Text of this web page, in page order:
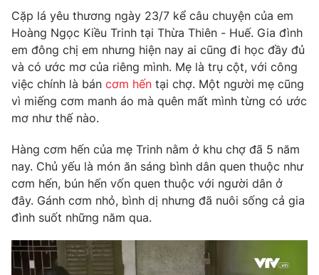
Hậu trường
Nhân vật
Khán giả
Giải sao mai
Giải trí
Điện ảnh
Âm nhạc
Sao
Đời sống
Du lịch
Làm đẹp
Giáo dục
Tuyển sinh
Học trực tuyến
Hitech Công nghệ tương lai
Sản phẩm
Thị trường
Tư vấn
Giao lưu trực tuyến
Lịch phát sóng
Chuyên mục khác
Cặp lá yêu thương ngày 23/7 kể câu chuyện của em
Hoàng Ngọc Kiều Trinh tại Thừa Thiên - Huế. Gia đình
em đông chị em nhưng hiện nay ai cũng đi học đầy đủ
và có ước mơ của riêng mình. Mẹ là trụ cột, với công
việc chính là bán cơm hến tại chợ. Một người mẹ cũng
vì miếng cơm manh áo mà quên mất mình từng có ước
mơ như thế nào.
Hàng cơm hến của mẹ Trinh nằm ở khu chợ đã 5 năm
nay. Chủ yếu là món ăn sáng bình dân quen thuộc như
cơm hến, bún hến vốn quen thuộc với người dân ở
đây. Gánh cơm nhỏ, bình dị nhưng đã nuôi sống cả gia
đình suốt những năm qua.